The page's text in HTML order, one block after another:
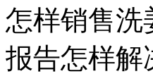
怎样销售洗
报告怎样解